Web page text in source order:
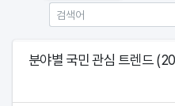
분야별 국민 관심 트렌드